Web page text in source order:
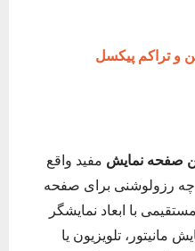
و تراکم پیکسل
صفحه نمایش مفید واقع
چه رزولوشنی برای صفحه
با ابعاد نمایشگر
تلویزیون یا